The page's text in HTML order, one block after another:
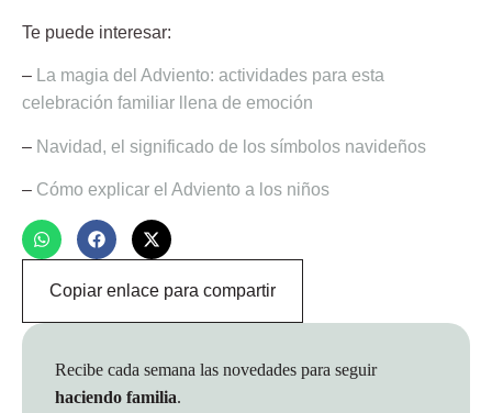
Te puede interesar:
– La magia del Adviento: actividades para esta
celebración familiar llena de emoción
– Navidad, el significado de los símbolos navideños
– Cómo explicar el Adviento a los niños
Copiar enlace para compartir
Recibe cada semana las novedades para seguir
haciendo familia.